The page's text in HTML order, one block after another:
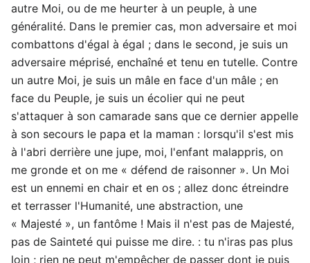
autre Moi, ou de me heurter à un peuple, à une
généralité. Dans le premier cas, mon adversaire et moi
combattons d'égal à égal ; dans le second, je suis un
adversaire méprisé, enchaîné et tenu en tutelle. Contre
un autre Moi, je suis un mâle en face d'un mâle ; en
face du Peuple, je suis un écolier qui ne peut
s'attaquer à son camarade sans que ce dernier appelle
à son secours le papa et la maman : lorsqu'il s'est mis
à l'abri derrière une jupe, moi, l'enfant malappris, on
me gronde et on me « défend de raisonner ». Un Moi
est un ennemi en chair et en os ; allez donc étreindre
et terrasser l'Humanité, une abstraction, une
« Majesté », un fantôme ! Mais il n'est pas de Majesté,
pas de Sainteté qui puisse me dire. : tu n'iras pas plus
loin ; rien ne peut m'empêcher de passer dont je puis